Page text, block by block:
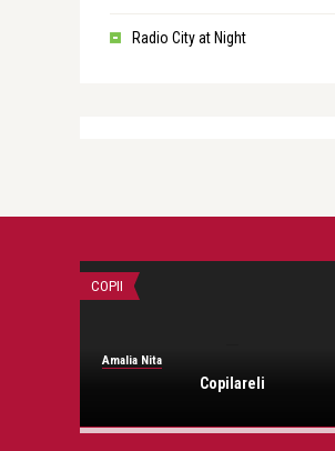
Radio City at Night
COPII
Amalia Nita
Copilareli